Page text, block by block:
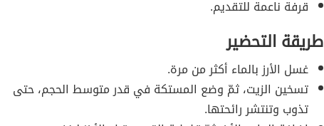
قرفة ناعمة للتقديم.
طريقة التحضير
غسل الأرز بالماء أكثر من مرة.
تسخين الزيت، ثمّ وضع المستكة في قدر متوسط الحجم، حتى
تذوب وتنتشر رائحتها.